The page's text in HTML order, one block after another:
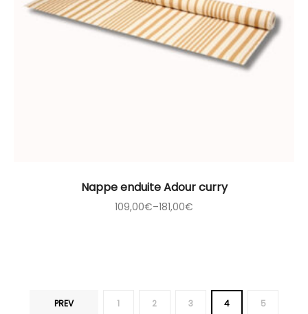
Nappe enduite Adour curry
109,00€–181,00€
PREV 1 2 3 4 5